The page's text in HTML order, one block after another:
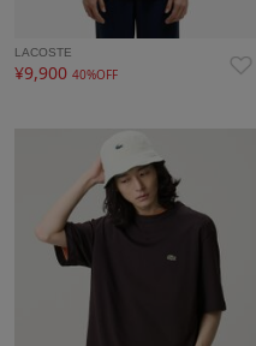
LACOSTE
¥9,900 40%OFF